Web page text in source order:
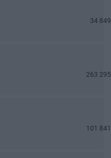
34 849
263 295
101 841